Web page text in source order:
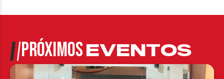
PRÓXIMOSEVENTOS